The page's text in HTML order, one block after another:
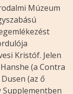
Múzeum
Kristóf. Jelen
(a Contra
(az ő
Supplementben